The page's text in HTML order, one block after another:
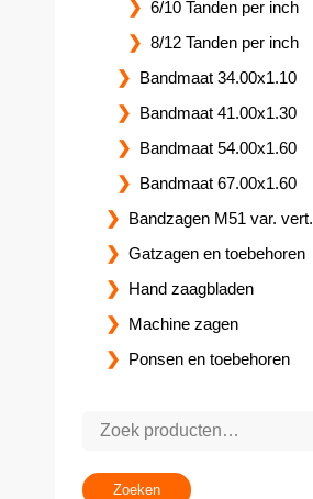
6/10 Tanden per inch
8/12 Tanden per inch
Bandmaat 34.00x1.10
Bandmaat 41.00x1.30
Bandmaat 54.00x1.60
Bandmaat 67.00x1.60
Bandzagen M51 var. vert.
Gatzagen en toebehoren
Hand zaagbladen
Machine zagen
Ponsen en toebehoren
Zoeken